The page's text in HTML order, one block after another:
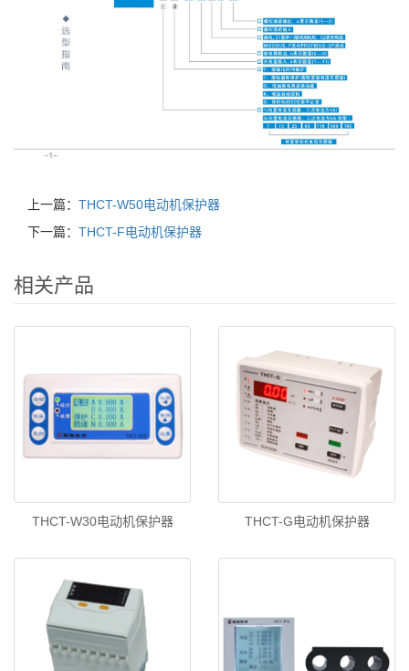
上一篇： THCT-W50电动机保护器
下一篇： THCT-F电动机保护器
相关产品
THCT-W30电动机保护器 THCT-G电动机保护器